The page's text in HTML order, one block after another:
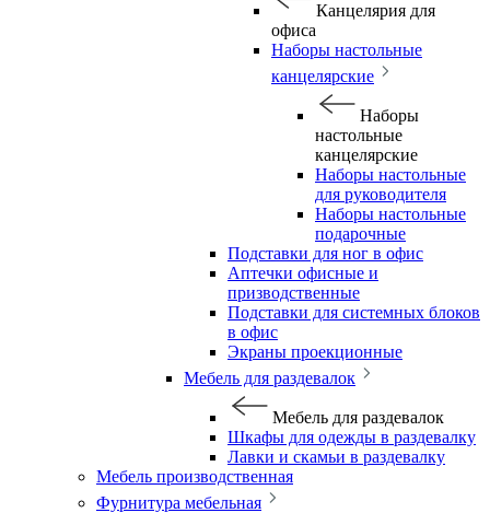
Канцелярия для
офиса
Наборы настольные
канцелярские
Наборы
настольные
канцелярские
Наборы настольные
для руководителя
Наборы настольные
подарочные
Подставки для ног в офис
Аптечки офисные и
призводственные
Подставки для системных блоков
в офис
Экраны проекционные
Мебель для раздевалок
Мебель для раздевалок
Шкафы для одежды в раздевалку
Лавки и скамьи в раздевалку
Мебель производственная
Фурнитура мебельная